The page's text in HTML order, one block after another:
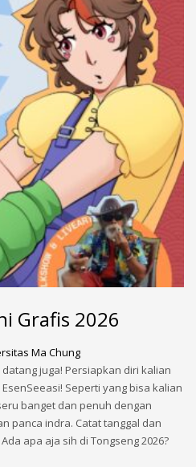
Grafis 2026
Ma Chung
juga! Persiapkan diri kalian
Seperti yang bisa kalian
banget dan penuh dengan
panca indra. Catat tanggal dan
apa aja sih di Tongseng 2026?